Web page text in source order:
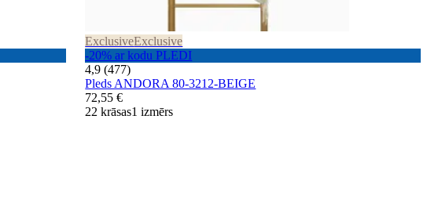
ExclusiveExclusive
-20% ar kodu PLEDI
4,9 (477)
Pleds ANDORA 80-3212-BEIGE
72,55 €
22 krāsas1 izmērs